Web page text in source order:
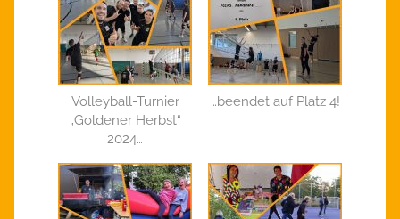
Volleyball-Turnier
„Goldener Herbst“
2024…
…beendet auf Platz 4!